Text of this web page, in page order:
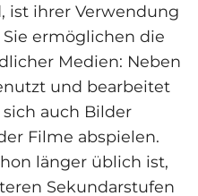
ist ihrer Verwendung
ermöglichen die
Medien: Neben
und bearbeitet
auch Bilder
Filme abspielen.
länger üblich ist,
Sekundarstufen